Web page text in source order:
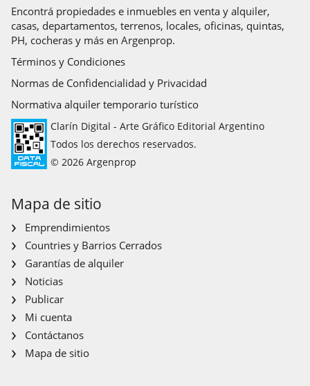
Encontrá propiedades e inmuebles en venta y alquiler,
casas, departamentos, terrenos, locales, oficinas, quintas,
PH, cocheras y más en Argenprop.
Términos y Condiciones
Normas de Confidencialidad y Privacidad
Normativa alquiler temporario turístico
Clarín Digital - Arte Gráfico Editorial Argentino
Todos los derechos reservados.
© 2026 Argenprop
Mapa de sitio
Emprendimientos
Countries y Barrios Cerrados
Garantías de alquiler
Noticias
Publicar
Mi cuenta
Contáctanos
Mapa de sitio